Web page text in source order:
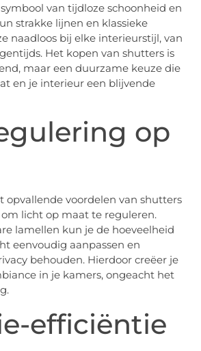
van tijdloze schoonheid en
strakke lijnen en klassieke
naadloos bij elke interieurstijl, van
Het kopen van shutters is
maar een duurzame keuze die
en je interieur een blijvende
op
opvallende voordelen van shutters
licht op maat te reguleren.
lamellen kun je de hoeveelheid
eenvoudig aanpassen en
behouden. Hierdoor creëer je
in je kamers, ongeacht het
efficiëntie